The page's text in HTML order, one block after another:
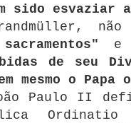
sido esvaziar
e
de seu
mesmo o Papa
Paulo II
Ordinatio